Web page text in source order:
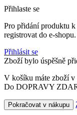
Přihlaste se
Pro přidání produktu
registrovat do e-shopu.
Přihlásit se
Zboží bylo úspěšně
V košíku máte zboží v
Do DOPRAVY
Pokračovat v nákupu